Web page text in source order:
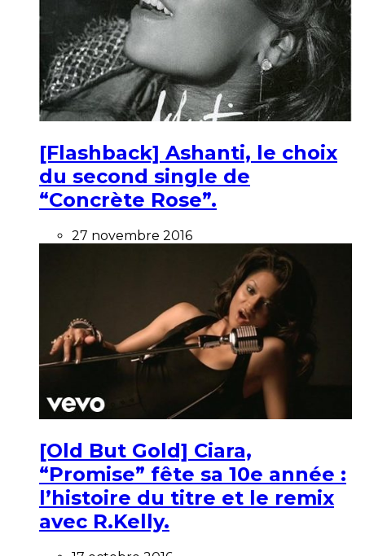
[Flashback] Ashanti, le choix
du second single de
“Concrète Rose”.
27 novembre 2016
[Old But Gold] Ciara,
“Promise” fête sa 10e année :
l’histoire du titre et le remix
avec R.Kelly.